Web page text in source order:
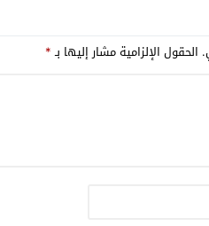
الحقول الإلزامية مشار إليها بـ*